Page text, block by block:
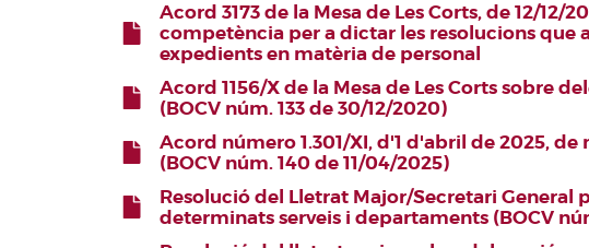
FICHERO
FICHERO
Acord 3173 de la Mesa de Les Corts, de 12/
competència per a dictar les resolucions que
expedients en matèria de personal
FICHERO
Acord 1156/X de la Mesa de Les Corts sobre
(BOCV núm. 133 de 30/12/2020)
FICHERO
Acord número 1.301/XI, d'1 d'abril de 2025,
(BOCV núm. 140 de 11/04/2025)
Resolució del Lletrat Major/Secretari General
determinats serveis i departaments (BOCV